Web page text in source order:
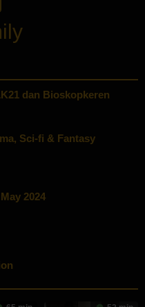
dan Bioskopkeren
, Sci-fi & Fantasy
2024